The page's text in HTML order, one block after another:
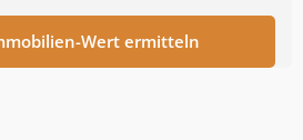
Wert ermitteln